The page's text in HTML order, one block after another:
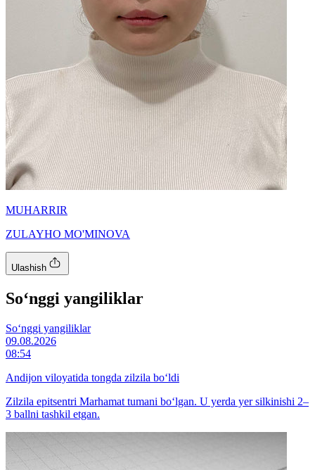
MUHARRIR
ZULAYHO MO'MINOVA
Ulashish
So‘nggi yangiliklar
So‘nggi yangiliklar
09.08.2026
08:54
Andijon viloyatida tongda zilzila bo‘ldi
Zilzila epitsentri Marhamat tumani bo‘lgan. U yerda yer silkinishi 2–
3 ballni tashkil etgan.